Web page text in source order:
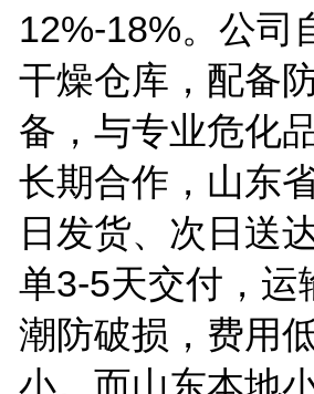
12%-18%。公司
干燥仓库，配备
备，与专业危化
长期合作，山东
日发货、次日送
单3-5天交付，运
潮防破损，费用
小。而山东本地